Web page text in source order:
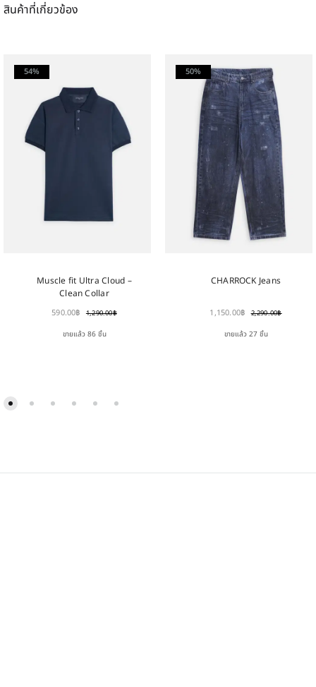
สินค้าที่เกี่ยวข้อง
54%
Muscle fit Ultra Cloud –
Clean Collar
590.00฿ 1,290.00฿
ขายแล้ว 86 ชิ้น
50%
CHARROCK Jeans
1,150.00฿ 2,290.00฿
ขายแล้ว 27 ชิ้น